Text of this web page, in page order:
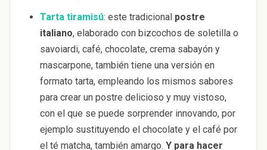
Tarta tiramisú: este tradicional postre
italiano, elaborado con bizcochos de soletilla o
savoiardi, café, chocolate, crema sabayón y
mascarpone, también tiene una versión en
formato tarta, empleando los mismos sabores
para crear un postre delicioso y muy vistoso,
con el que se puede sorprender innovando, por
ejemplo sustituyendo el chocolate y el café por
el té matcha, también amargo. Y para hacer